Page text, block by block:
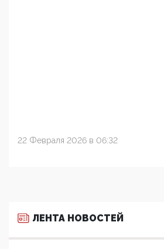
22 Февраля 2026 в 06:32
ЛЕНТА НОВОСТЕЙ